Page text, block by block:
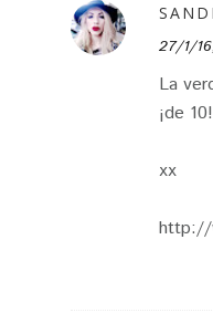
27/1/
La
¡de 10!
xx
http://